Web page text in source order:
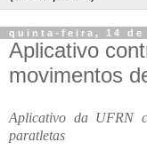
quinta-feira, 14 de
Aplicativo
movimentos
Aplicativo da UFRN
paratletas